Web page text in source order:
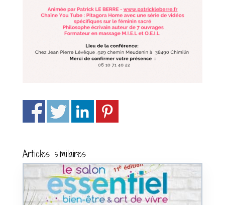
Articles similaires